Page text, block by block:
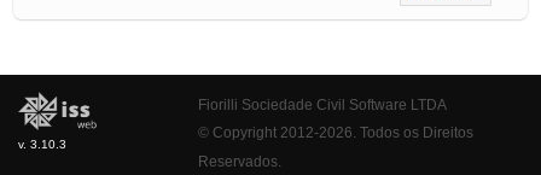
v. 3.10.3
Fiorilli Sociedade Civil Software LTDA
© Copyright 2012-2026. Todos os Direitos
Reservados.